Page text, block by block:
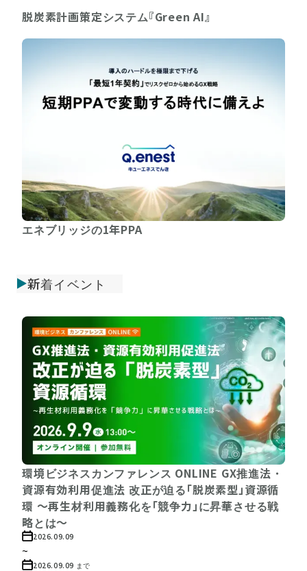
脱炭素計画策定システム『Green AI』
エネブリッジの1年PPA
新着イベント
環境ビジネスカンファレンス ONLINE GX推進法・
資源有効利用促進法 改正が迫る「脱炭素型」資源循
環 〜再生材利用義務化を「競争力」に昇華させる戦
略とは〜
2026.09.09
~
2026.09.09 まで